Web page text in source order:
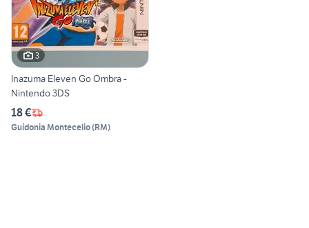
3
Inazuma Eleven Go Ombra -
Nintendo 3DS
18 €
Guidonia Montecelio(RM)